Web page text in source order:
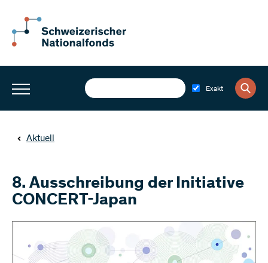
Exakt
Aktuell
8. Ausschreibung der Initiative
CONCERT-Japan